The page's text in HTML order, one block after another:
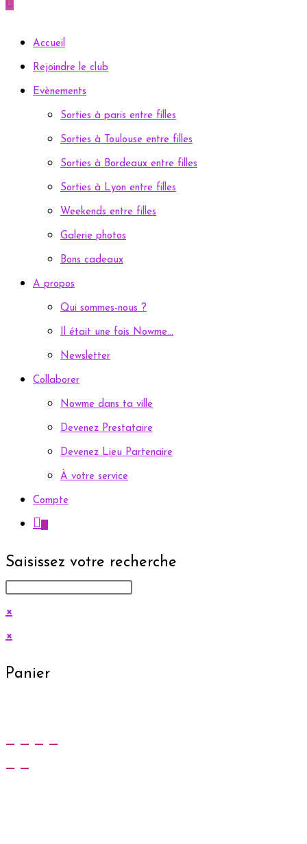
Accueil
Rejoindre le club
Evènements
Sorties à paris entre filles
Sorties à Toulouse entre filles
Sorties à Bordeaux entre filles
Sorties à Lyon entre filles
Weekends entre filles
Galerie photos
Bons cadeaux
A propos
Qui sommes-nous ?
Il était une fois Nowme…
Newsletter
Collaborer
Nowme dans ta ville
Devenez Prestataire
Devenez Lieu Partenaire
À votre service
Compte
0
Saisissez votre recherche
×
×
Panier